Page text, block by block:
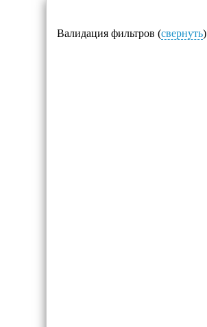
Валидация фильтров (свернуть)